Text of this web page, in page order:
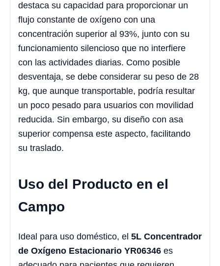
destaca su capacidad para proporcionar un
flujo constante de oxígeno con una
concentración superior al 93%, junto con su
funcionamiento silencioso que no interfiere
con las actividades diarias. Como posible
desventaja, se debe considerar su peso de 28
kg, que aunque transportable, podría resultar
un poco pesado para usuarios con movilidad
reducida. Sin embargo, su diseño con asa
superior compensa este aspecto, facilitando
su traslado.
Uso del Producto en el
Campo
Ideal para uso doméstico, el 5L Concentrador
de Oxígeno Estacionario YR06346 es